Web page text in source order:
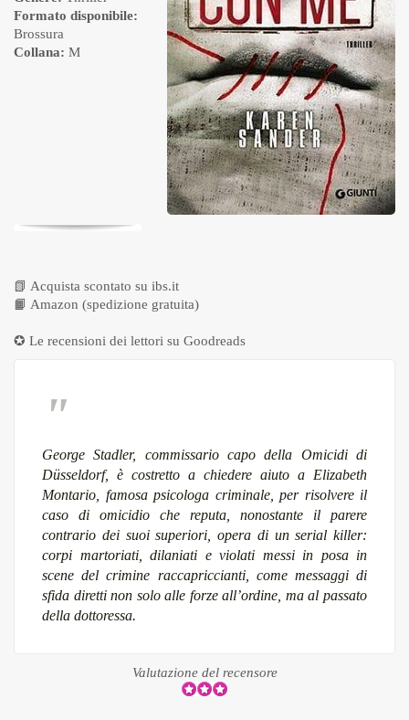
Formato disponibile:
Brossura
Collana: M
📗 Acquista scontato su ibs.it
📙 Amazon (spedizione gratuita)
✪ Le recensioni dei lettori su Goodreads
George Stadler, commissario capo della Omicidi di
Düsseldorf, è costretto a chiedere aiuto a Elizabeth
Montario, famosa psicologa criminale, per risolvere il
caso di omicidio che reputa, nonostante il parere
contrario dei suoi superiori, opera di un serial killer:
corpi martoriati, dilaniati e violati messi in posa in
scene del crimine raccapriccianti, come messaggi di
sfida diretti non solo alle forze all’ordine, ma al passato
della dottoressa.
Valutazione del recensore